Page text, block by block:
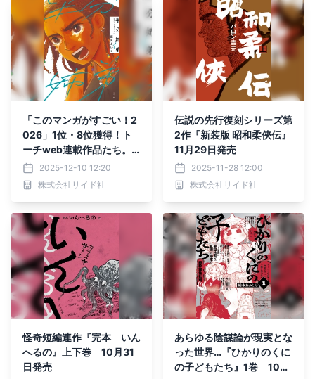
「このマンガがすごい！2
026」1位・8位獲得！ト
ーチweb連載作品たち。
作者書き下ろしイラストも
2025-12-10 12:20
株式会社リイド社
伝説の先行復刻シリーズ第
2作『新装版 昭和柔俠伝』
11月29日発売
2025-11-28 12:00
株式会社リイド社
怪奇短編連作『完本 いん
へるの』上下巻 10月31
日発売
あらゆる陰謀論が現実とな
った世界…『ひかりのくに
の子どもたち』1巻 10月